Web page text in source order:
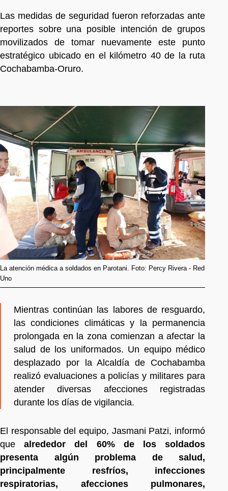
Las medidas de seguridad fueron reforzadas ante
reportes sobre una posible intención de grupos
movilizados de tomar nuevamente este punto
estratégico ubicado en el kilómetro 40 de la ruta
Cochabamba-Oruro.
La atención médica a soldados en Parotani. Foto: Percy Rivera - Red
Uno
Mientras continúan las labores de resguardo,
las condiciones climáticas y la permanencia
prolongada en la zona comienzan a afectar la
salud de los uniformados. Un equipo médico
desplazado por la Alcaldía de Cochabamba
realizó evaluaciones a policías y militares para
atender diversas afecciones registradas
durante los días de vigilancia.
El responsable del equipo, Jasmani Patzi, informó
quealrededor del 60% de los soldados
presenta algún problema de salud,
principalmente resfríos, infecciones
respiratorias, afecciones pulmonares,